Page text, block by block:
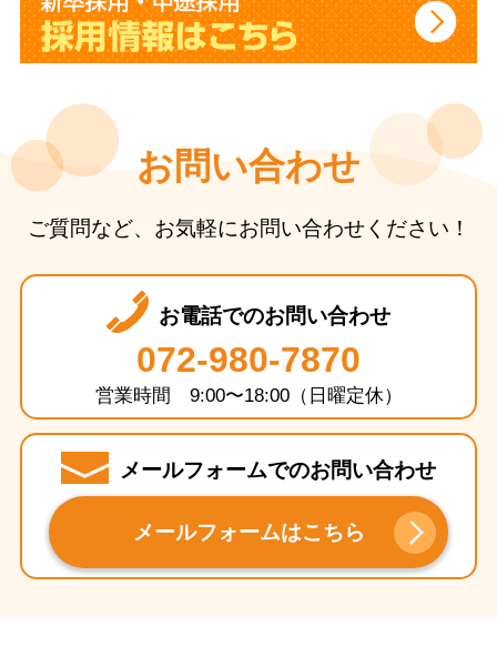
お問い合わせ
ご質問など、お気軽にお問い合わせください！
お電話でのお問い合わせ
072-980-7870
営業時間 9:00〜18:00（日曜定休）
メールフォームでのお問い合わせ
メールフォームはこちら